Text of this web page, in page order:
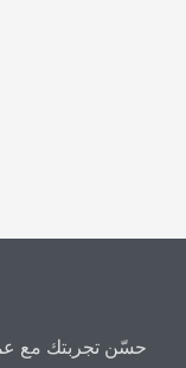
حسّن تجربتك مع